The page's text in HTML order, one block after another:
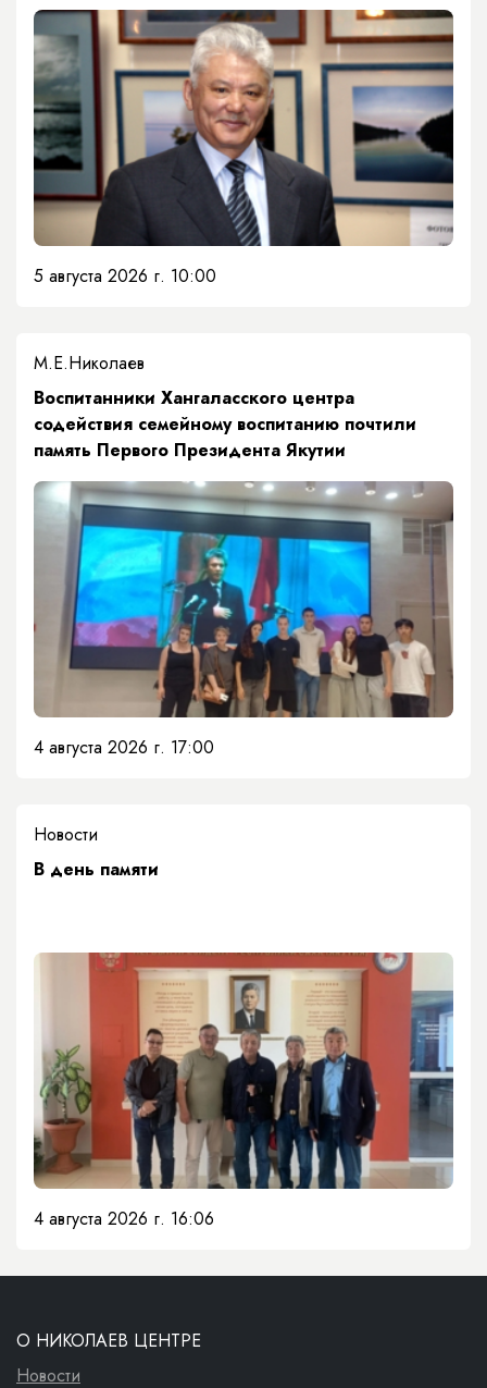
5 августа 2026 г. 10:00
М.Е.Николаев
​Воспитанники Хангаласского центра
содействия семейному воспитанию почтили
память Первого Президента Якутии
4 августа 2026 г. 17:00
Новости
​В день памяти
4 августа 2026 г. 16:06
О НИКОЛАЕВ ЦЕНТРЕ
Новости